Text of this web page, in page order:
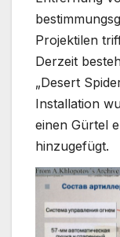
Projektilen
Derzeit
„Desert
Installation
einen Gürtel
hinzugefügt.